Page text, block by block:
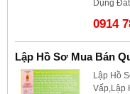
Dụng
0914
Lập Hồ Sơ Mua Bán
Lập Hồ
Vấp,Lập